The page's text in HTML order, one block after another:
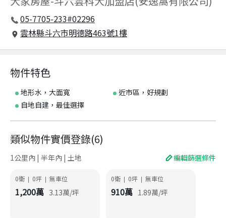
05-7705-233#02296
雲林縣斗六市明德路463號1樓
物件特色
地形水，大面寬
近市區，好規劃
自地自建，最佳選擇
類似物件實價登錄(6)
1公里內 | 半年內 | 土地 編輯篩選條件
0衛 | 0坪 | 無車位
1,200萬 3.13萬/坪
0衛 | 0坪 | 無車位
910萬 1.89萬/坪